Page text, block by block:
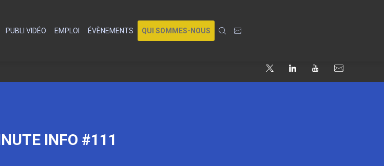
PUBLI VIDÉO EMPLOI ÉVÈNEMENTS QUI SOMMES-NOUS
INFO #111